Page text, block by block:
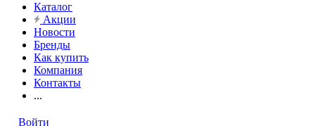
Каталог
Акции
Новости
Бренды
Как купить
Компания
Контакты
...
Войти